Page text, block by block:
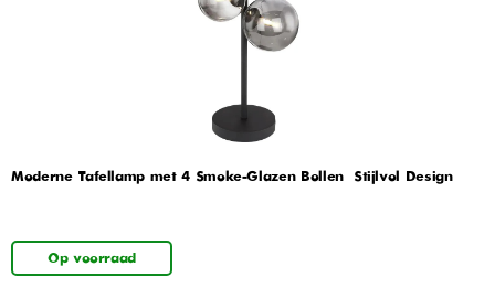
Moderne Tafellamp met 4 Smoke-Glazen Bollen – Stijlvol Design
Op voorraad